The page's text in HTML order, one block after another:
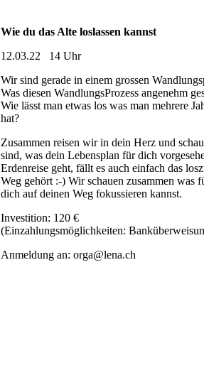
Wie du das Alte loslassen kannst
12.03.22 14 Uhr
Wir sind gerade in einem grossen
Was diesen WandlungsProzess angenehm
Wie lässt man etwas los was man mehrere
hat?
Zusammen reisen wir in dein Herz und
sind, was dein Lebensplan für dich
Erdenreise geht, fällt es auch einfach das
Weg gehört :-) Wir schauen zusammen was
dich auf deinen Weg fokussieren kannst.
Investition: 120 €
(Einzahlungsmöglichkeiten:
Anmeldung an: orga@lena.ch